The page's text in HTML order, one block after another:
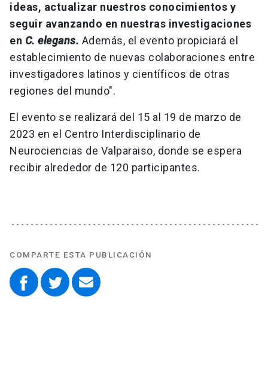
ideas, actualizar nuestros conocimientos y
seguir avanzando en nuestras investigaciones
en C. elegans. Además, el evento propiciará el
establecimiento de nuevas colaboraciones entre
investigadores latinos y científicos de otras
regiones del mundo".
El evento se realizará del 15 al 19 de marzo de
2023 en el Centro Interdisciplinario de
Neurociencias de Valparaiso, donde se espera
recibir alrededor de 120 participantes.
COMPARTE ESTA PUBLICACIÓN